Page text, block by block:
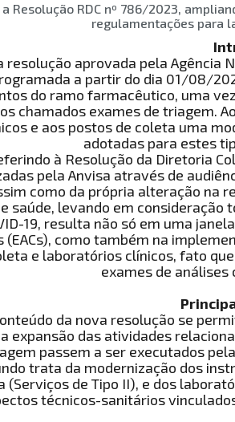
Resolução RDC nº 786/2023,
regulamentações para
resolução aprovada pela Agência
a partir do dia 01/08/
do ramo farmacêutico, uma
chamados exames de triagem.
e aos postos de coleta uma
adotadas para estes
à Resolução da Diretoria
pela Anvisa através de
como da própria alteração na
saúde, levando em
19, resulta não só em uma
(EACs), como também na
e laboratórios clínicos, fato
exames de análises
da nova resolução se
expansão das atividades
passem a ser executados
trata da modernização dos
(Serviços de Tipo II), e dos
técnicos-sanitários